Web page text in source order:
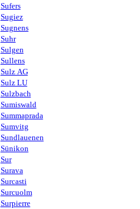
Sufers
Sugiez
Sugnens
Suhr
Sulgen
Sullens
Sulz AG
Sulz LU
Sulzbach
Sumiswald
Summaprada
Sumvitg
Sundlauenen
Sünikon
Sur
Surava
Surcasti
Surcuolm
Surpierre